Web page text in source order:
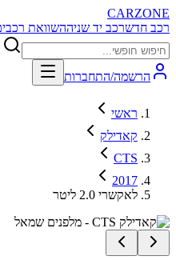
CARZONE
רכב חדשרכב יד שניההשוואת
הרשמה/התחברות
ראשי
קאדילק
CTS
2017
לאקשרי 2.0 ליטר